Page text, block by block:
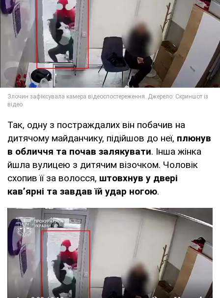
Так, одну з постраждалих він побачив на
дитячому майданчику, підійшов до неї, плюнув
в обличчя та почав залякувати. Інша жінка
йшла вулицею з дитячим візочком. Чоловік
схопив її за волосся, штовхнув у двері
кав’ярні та завдав їй удар ногою.